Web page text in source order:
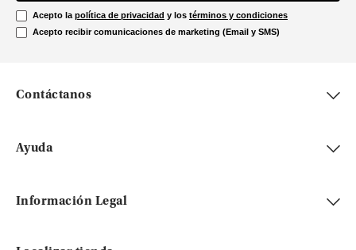
Acepto la política de privacidad y los términos y condiciones
Acepto recibir comunicaciones de marketing (Email y SMS)
Contáctanos
Ayuda
Información Legal